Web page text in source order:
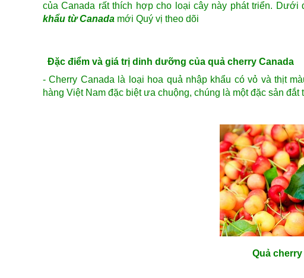
của Canada rất thích hợp cho loại cây này phát triển.
khẩu từ Canada mới Quý vị theo dõi
Đặc điểm và giá trị dinh dưỡng của quả cherry Canada
- Cherry Canada là loại hoa quả nhập khẩu có vỏ và thịt
hàng Việt Nam đặc biệt ưa chuộng, chúng là một đặc sản
Quả